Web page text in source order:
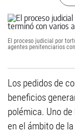
El proceso judicial por
agentes penitenciarios
Los pedidos de
beneficios
polémica. Uno
en el ámbito de